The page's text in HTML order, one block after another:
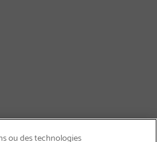
ou des technologies